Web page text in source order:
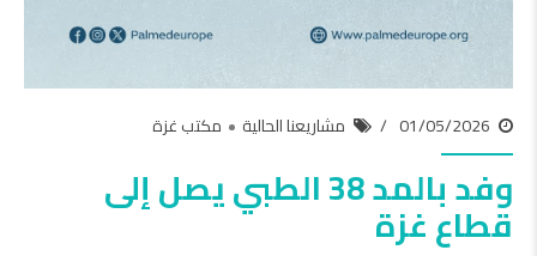
01/05/2026 مشاريعنا الحالية مكتب غزة
وفد بالمد 38 الطبي يصل إلى
قطاع غزة